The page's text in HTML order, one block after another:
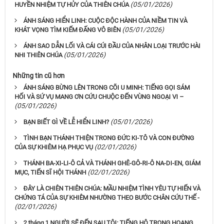
HUYỀN NHIỆM TỰ HỦY CỦA THIÊN CHÚA (05/01/2026)
ÁNH SÁNG HIỂN LINH: CUỘC ĐỘC HÀNH CỦA NIỀM TIN VÀ
KHÁT VỌNG TÌM KIẾM ĐẤNG VÔ BIÊN (05/01/2026)
ÁNH SAO DẪN LỐI VÀ CÁI CÚI ĐẦU CỦA NHÂN LOẠI TRƯỚC HÀI
NHI THIÊN CHÚA (05/01/2026)
Những tin cũ hơn
ÁNH SÁNG BỪNG LÊN TRONG CÕI U MINH: TIẾNG GỌI SÁM
HỐI VÀ SỨ VỤ MANG ƠN CỨU CHUỘC ĐẾN VÙNG NGOẠI VI –
(05/01/2026)
BẠN BIẾT GÌ VỀ LỄ HIỂN LINH? (05/01/2026)
TÌNH BẠN THÁNH THIỆN TRONG ĐỨC KI-TÔ VÀ CON ĐƯỜNG
CỦA SỰ KHIÊM HẠ PHỤC VỤ (02/01/2026)
THÁNH BA-XI-LI-Ô CẢ VÀ THÁNH GHÊ-GÔ-RI-Ô NA-DI-EN, GIÁM
MỤC, TIẾN SĨ HỘI THÁNH (02/01/2026)
ĐÂY LÀ CHIÊN THIÊN CHÚA: MẦU NHIỆM TÌNH YÊU TỰ HIẾN VÀ
CHỨNG TÁ CỦA SỰ KHIÊM NHƯỜNG THEO BƯỚC CHÂN CỨU THẾ -
(02/01/2026)